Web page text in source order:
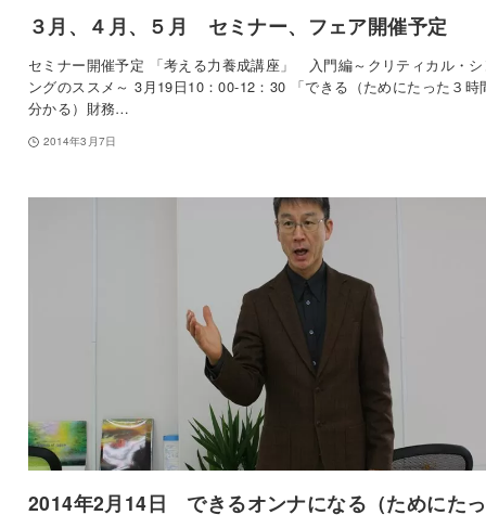
３月、４月、５月 セミナー、フェア開催予定
セミナー開催予定 「考える力養成講座」 入門編～クリティカル・
ングのススメ～ 3月19日10：00-12：30 「できる（ためにたった３時
分かる）財務…
2014年3月7日
2014年2月14日 できるオンナになる（ためにた